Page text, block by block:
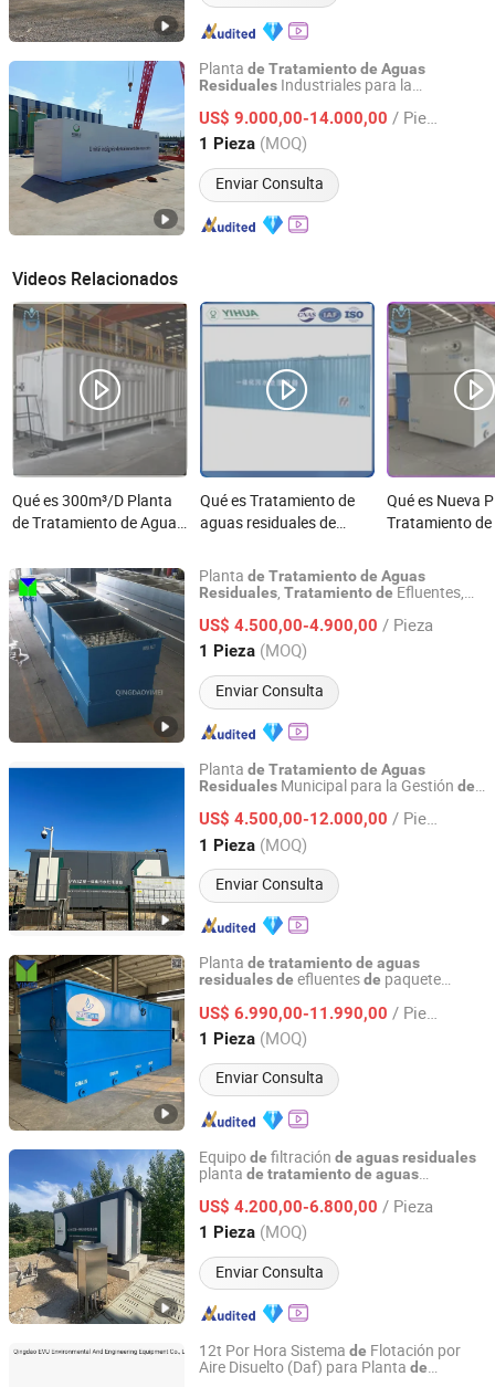
Planta de Tratamientode Aguas
Residuales Industriales para la
FábricadeManufactura Comercial
US$ 9.000,00-14.000,00 / Pieza
1 Pieza (MOQ)
Enviar Consulta
Qingdao Juchuan Environmental Protection Technology
Co., Ltd.
Shandong, China Desde 2026
Videos Relacionados
Qué es 300m³/D Planta
de Tratamiento de Aguas
para la Decoloración de
Aguas Residuales de
Tintorerías y Mataderos
de Alto Flujo
Qué es Tratamiento de
aguas residuales de
Qué es Nueva
Tratamiento
Mbr/Mbbr para
Tratamiento
Industriales
Planta de Tratamientode Aguas
Residuales, Tratamientode Efluentes,
Residuales, SistemasdePurificación
Agua para el Hogar
US$ 4.500,00-4.900,00 / Pieza
1 Pieza (MOQ)
Enviar Consulta
Qingdao Yimei Environment Project Co., Ltd.
Shandong, China Desde 2018
Planta de Tratamientode Aguas
Residuales Municipal para la Gestión de
ConsumodeEnergía y Control PLC
US$ 4.500,00-12.000,00 / Pieza
1 Pieza (MOQ)
Enviar Consulta
Qingdao Juchuan Environmental Protection Technology
Co., Ltd.
Shandong, China Desde 2026
Planta de tratamientode aguas
residualesde efluentesde paquete
ISO para lavande ría municipal doméstica
y aguas residuales
US$ 6.990,00-11.990,00 / Pieza
1 Pieza (MOQ)
Enviar Consulta
Qingdao Yimei Environment Project Co., Ltd.
Shandong, China Desde 2018
Equipode filtración de aguasresiduales
planta de tratamientode aguas
sanitaria doméstica con control
automático PLC
US$ 4.200,00-6.800,00 / Pieza
1 Pieza (MOQ)
Enviar Consulta
Qingdao Juchuan Environmental Protection Technology
Co., Ltd.
Shandong, China Desde 2026
12t Por Hora Sistema de Flotación por
Aire Disuelto (Daf) para Planta de
Qingdao EVU Environmental And Engineering Equipment